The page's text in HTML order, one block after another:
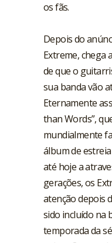
os fãs.
Depois do
Extreme, chega
de que o
sua banda vão
Eternamente
than Words”,
mundialmente
álbum de
até hoje a
gerações, os
atenção depois
sido incluído na
temporada da